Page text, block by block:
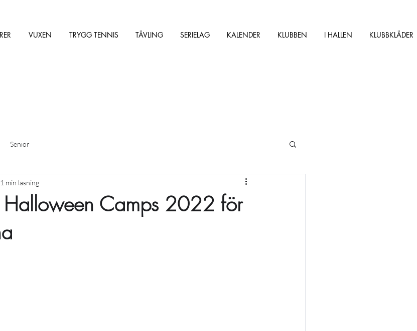
VUXEN TRYGG TENNIS TÄVLING SERIELAG KALENDER KLUBBEN I HALLEN KLUBBKLÄDER
Senior
Halloween Camps 2022 för
1 min läsning